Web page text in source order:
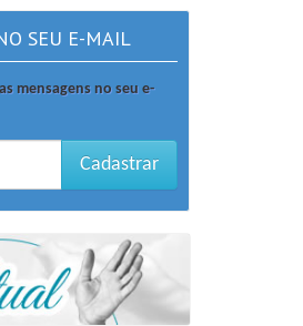
SEU E-MAIL
mensagens no seu e-
Cadastrar